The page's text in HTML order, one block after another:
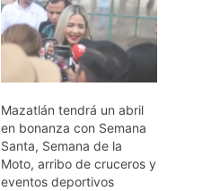
Mazatlán tendrá un abril
en bonanza con Semana
Santa, Semana de la
Moto, arribo de cruceros y
eventos deportivos